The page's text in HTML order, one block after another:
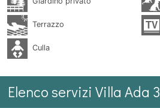
Terrazzo
Culla
Elenco servizi Villa Ada 3